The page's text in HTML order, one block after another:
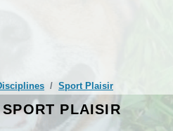
Sport Plaisir
PLAISIR